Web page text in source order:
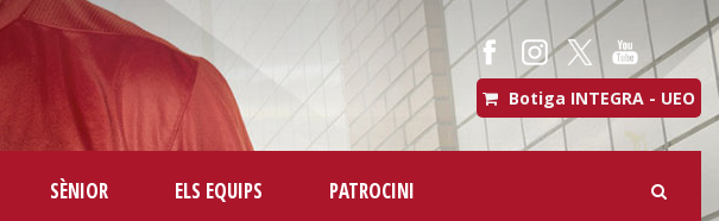
Botiga INTEGRA - UEO
SÈNIOR ELS EQUIPS PATROCINI